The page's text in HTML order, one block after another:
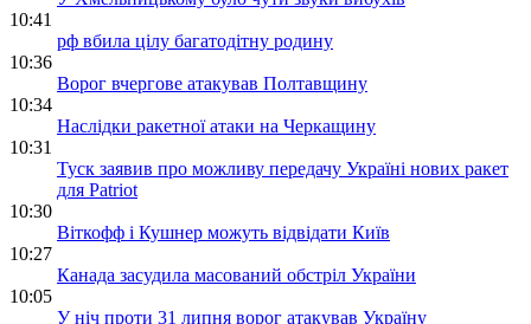
10:41
рф вбила цілу багатодітну родину
10:36
Ворог вчергове атакував Полтавщину
10:34
Наслідки ракетної атаки на Черкащину
10:31
Туск заявив про можливу передачу Україні нових ракет
для Patriot
10:30
Віткофф і Кушнер можуть відвідати Київ
10:27
Канада засудила масований обстріл України
10:05
У ніч проти 31 липня ворог атакував Україну